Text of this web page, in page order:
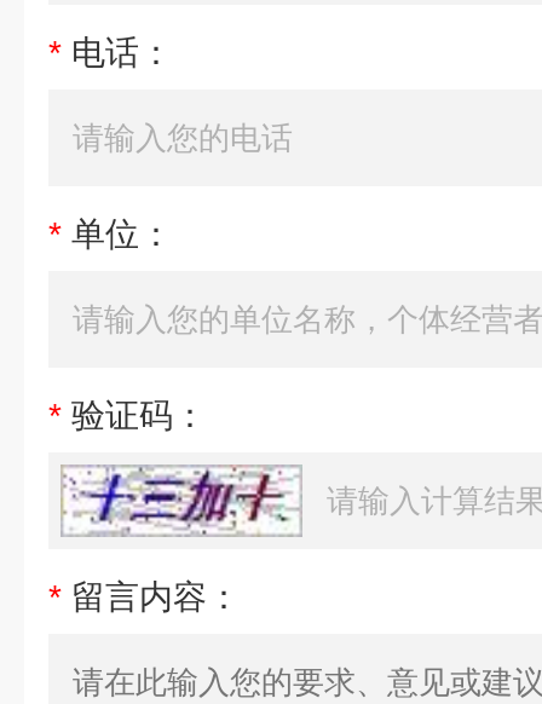
* 电话：
* 单位：
* 验证码：
* 留言内容：